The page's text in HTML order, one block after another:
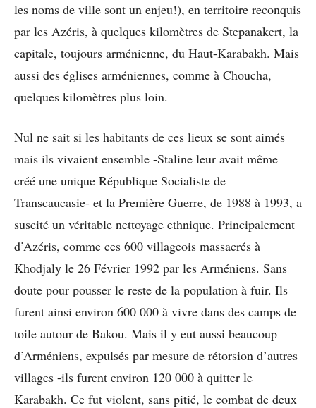
les noms de ville sont un enjeu!), en territoire reconquis
par les Azéris, à quelques kilomètres de Stepanakert, la
capitale, toujours arménienne, du Haut-Karabakh. Mais
aussi des églises arméniennes, comme à Choucha,
quelques kilomètres plus loin.
Nul ne sait si les habitants de ces lieux se sont aimés
mais ils vivaient ensemble -Staline leur avait même
créé une unique République Socialiste de
Transcaucasie- et la Première Guerre, de 1988 à 1993, a
suscité un véritable nettoyage ethnique. Principalement
d’Azéris, comme ces 600 villageois massacrés à
Khodjaly le 26 Février 1992 par les Arméniens. Sans
doute pour pousser le reste de la population à fuir. Ils
furent ainsi environ 600 000 à vivre dans des camps de
toile autour de Bakou. Mais il y eut aussi beaucoup
d’Arméniens, expulsés par mesure de rétorsion d’autres
villages -ils furent environ 120 000 à quitter le
Karabakh. Ce fut violent, sans pitié, le combat de deux